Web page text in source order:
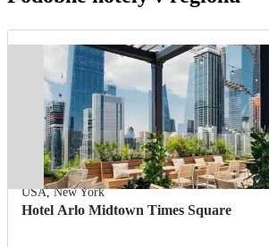
USA,New York
Hotel Arlo Midtown Times Square